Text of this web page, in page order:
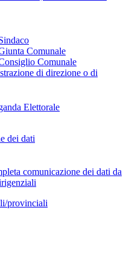
Comunale
Comunale
di direzione o di
Elettorale
dei dati
comunicazione dei dati da
provinciali